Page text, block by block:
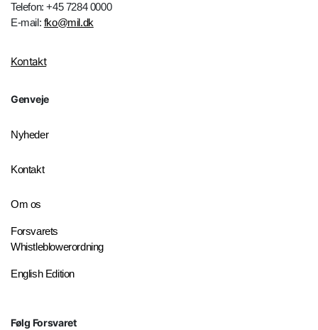
Telefon: +45 7284 0000
E-mail: fko@mil.dk
Kontakt
Genveje
Nyheder
Kontakt
Om os
Forsvarets
Whistleblowerordning
English Edition
Følg Forsvaret